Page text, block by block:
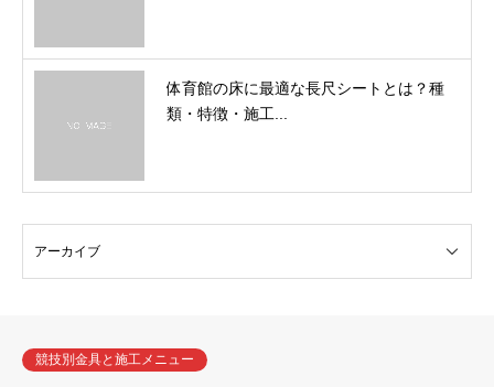
体育館の床に最適な長尺シートとは？種
類・特徴・施工...
競技別金具と施工メニュー